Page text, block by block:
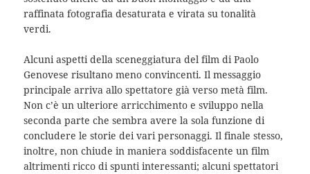
raffinata fotografia desaturata e virata su tonalità
verdi.
Alcuni aspetti della sceneggiatura del film di Paolo
Genovese risultano meno convincenti. Il messaggio
principale arriva allo spettatore già verso metà film.
Non c’è un ulteriore arricchimento e sviluppo nella
seconda parte che sembra avere la sola funzione di
concludere le storie dei vari personaggi. Il finale stesso,
inoltre, non chiude in maniera soddisfacente un film
altrimenti ricco di spunti interessanti; alcuni spettatori